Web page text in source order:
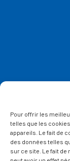
Pour offrir les
telles que les
appareils. Le fait de
des données telles
sur ce site. Le fait